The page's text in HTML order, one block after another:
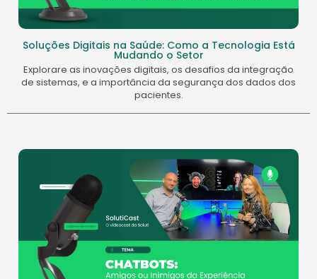
Soluções Digitais na Saúde: Como a Tecnologia Está
Mudando o Setor
Explorare as inovações digitais, os desafios da integração
de sistemas, e a importância da segurança dos dados dos
pacientes.